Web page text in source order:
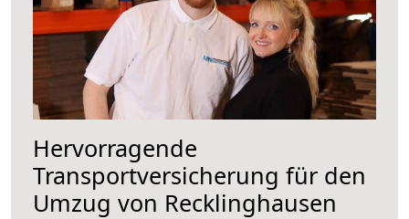
Hervorragende
Transportversicherung für den
Umzug von Recklinghausen